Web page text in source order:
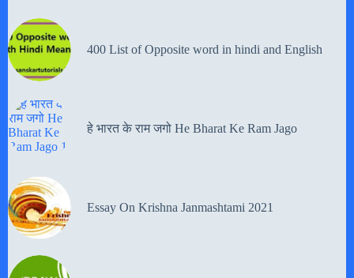
400 List of Opposite word in hindi and English
हे भारत के राम जगो He Bharat Ke Ram Jago
Essay On Krishna Janmashtami 2021